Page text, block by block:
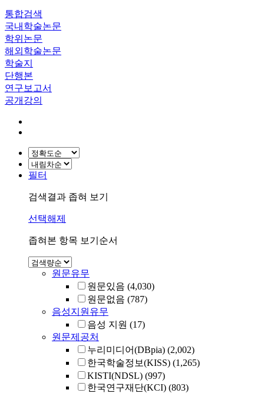
통합검색
국내학술논문
학위논문
해외학술논문
학술지
단행본
연구보고서
공개강의
필터
검색결과 좁혀 보기
선택해제
좁혀본 항목 보기순서
원문유무
원문있음 (4,030)
원문없음 (787)
음성지원유무
음성 지원 (17)
원문제공처
누리미디어(DBpia) (2,002)
한국학술정보(KISS) (1,265)
KISTI(NDSL) (997)
한국연구재단(KCI) (803)